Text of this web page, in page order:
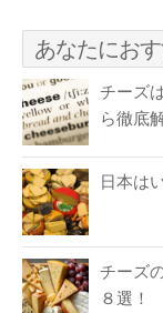
あなたにお
チーズ
ら徹底
日本は
チーズ
８選！